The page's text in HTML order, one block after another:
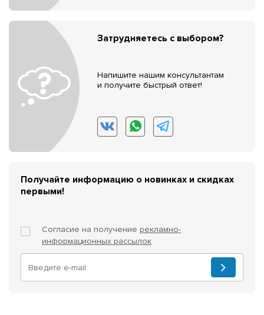
Затрудняетесь с выбором?
Напишите нашим консультантам
и получите быстрый ответ!
Получайте информацию о новинках и скидках
первыми!
Согласие на получение рекламно-
информационных рассылок